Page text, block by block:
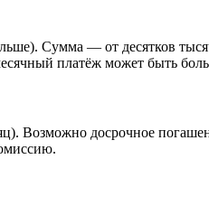
Сумма — от десятков
платёж может быть
Возможно досрочное